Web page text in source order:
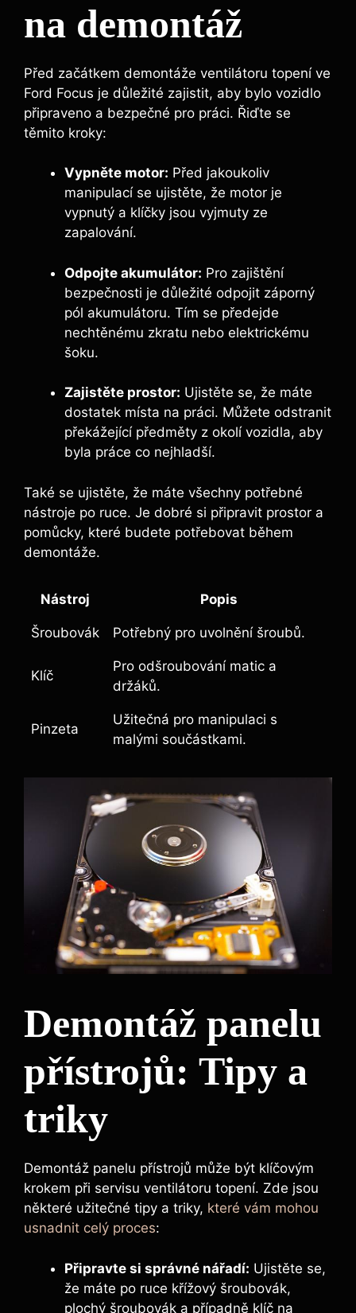
na demontáž
Před začátkem demontáže ventilátoru topení ve
Ford Focus je důležité zajistit, aby bylo vozidlo
připraveno a bezpečné pro práci. Řiďte se
těmito kroky:
Vypněte motor: Před jakoukoliv
manipulací se ujistěte, že motor je
vypnutý a klíčky jsou vyjmuty ze
zapalování.
Odpojte akumulátor: Pro zajištění
bezpečnosti je důležité odpojit záporný
pól akumulátoru. Tím se předejde
nechtěnému zkratu nebo elektrickému
šoku.
Zajistěte prostor: Ujistěte se, že máte
dostatek místa na práci. Můžete odstranit
překážející předměty z okolí vozidla, aby
byla práce co nejhladší.
Také se ujistěte, že máte všechny potřebné
nástroje po ruce. Je dobré si připravit prostor a
pomůcky, které budete potřebovat během
demontáže.
Nástroj Popis
Šroubovák Potřebný pro uvolnění šroubů.
Klíč
Pro odšroubování matic a
držáků.
Pinzeta
Užitečná pro manipulaci s
malými součástkami.
Demontáž panelu
přístrojů: Tipy a
triky
Demontáž panelu přístrojů může být klíčovým
krokem při servisu ventilátoru topení. Zde jsou
některé užitečné tipy a triky, které vám mohou
usnadnit celý proces:
Připravte si správné nářadí: Ujistěte se,
že máte po ruce křížový šroubovák,
plochý šroubovák a případně klíč na